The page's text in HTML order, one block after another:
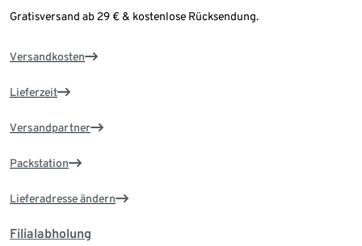
Gratisversand ab 29 € & kostenlose Rücksendung.
Versandkosten
Lieferzeit
Versandpartner
Packstation
Lieferadresse ändern
Filialabholung